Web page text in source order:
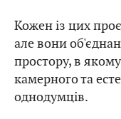
Кожен із цих
але вони
простору, в
камерного та
однодумців.